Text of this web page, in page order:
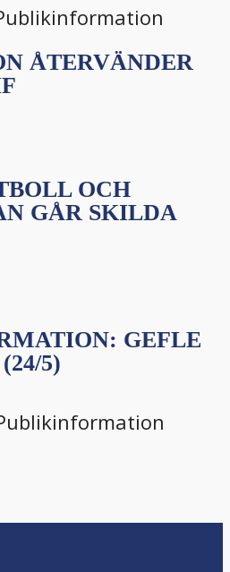
ÅTERVÄNDER
OCH
GÅR SKILDA
GEFLE
5)